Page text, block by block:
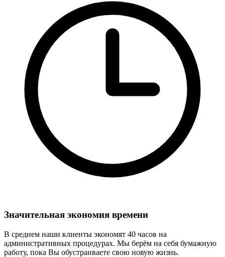
Значительная экономия времени
В среднем наши клиенты экономят 40 часов на
административных процедурах. Мы берём на себя бумажную
работу, пока Вы обустраиваете свою новую жизнь.